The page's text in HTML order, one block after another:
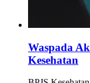
Waspada
Kesehatan